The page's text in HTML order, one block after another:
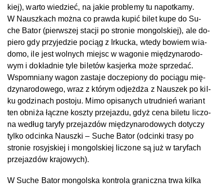
kiej), war­to wie­dzieć, na ja­kie prob­le­my tu na­po­tka­my.
W Nausz­kach moż­na co praw­da ku­pić bi­let ku­pe do Su­
che Ba­tor (pier­w­szej sta­cji po stro­nie mon­gol­s­kiej), ale do­
pie­ro gdy przy­je­dzie po­ciąg z Ir­kuc­ka, wte­dy bo­wiem wia­
do­mo, ile jest wol­nych miejsc w wa­go­nie mię­dzy­na­ro­do­
wym i do­kład­nie ty­le bi­letów kas­jer­ka mo­że sprze­dać.
Wspo­mnia­ny wa­gon za­sta­je do­cze­pio­ny do po­cią­gu mię­
dzy­na­ro­do­we­go, wraz z któ­rym od­jeż­dża z Na­uszek po kil­
ku go­dzi­nach po­sto­ju. Mi­mo opi­sa­nych utrud­nień wa­riant
ten ob­ni­ża łącz­ne kosz­ty prze­jaz­du, gdyż ce­na bi­le­tu li­czo­
na we­dług tary­fy prze­jaz­dów mię­dzy­na­ro­do­wych do­ty­czy
tyl­ko od­cin­ka Na­usz­ki – Su­che Ba­tor (od­cin­ki tra­sy po
stro­nie ro­syj­s­kiej i mon­gol­s­kiej li­czo­ne są już w ta­ry­fach
prze­jaz­dów kra­jo­wych).
W Su­che Ba­tor mon­gol­s­ka kon­t­ro­la gra­nicz­na trwa kil­ka